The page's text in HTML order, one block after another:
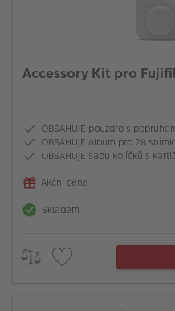
Accessory Kit pro
OBSAHUJE pouzdro s
OBSAHUJE album pro 28
OBSAHUJE sadu kolíčků s
Akční cena
Skladem